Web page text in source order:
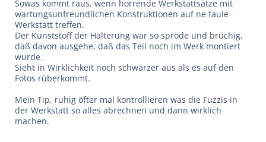
Sowas kommt raus, wenn horrende Werkstattsätze mit
wartungsunfreundlichen Konstruktionen auf ne faule
Werkstatt treffen.
Der Kunststoff der Halterung war so spröde und brüchig,
daß davon ausgehe, daß das Teil noch im Werk montiert
wurde.
Sieht in Wirklichkeit noch schwärzer aus als es auf den
Fotos rüberkommt.
Mein Tip, ruhig öfter mal kontrollieren was die Fuzzis in
der Werkstatt so alles abrechnen und dann wirklich
machen.